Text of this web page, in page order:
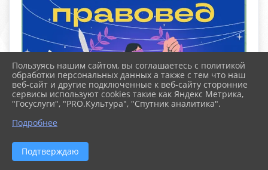
Пользуясь нашим сайтом, вы соглашаетесь с политикой
обработки персональных данных а также с тем что наш
веб-сайт и другие подключенные к веб-сайту сторонние
сервисы используют cookies такие как Яндекс Метрика,
"Госуслуги", "PRO.Культура", "Спутник аналитика".
Подробнее
Подтверждаю